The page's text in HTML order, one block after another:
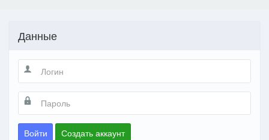
Данные
Войти Создать аккаунт